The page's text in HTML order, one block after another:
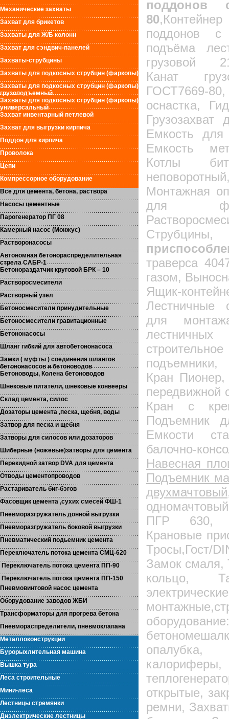
Механические захваты
Захват для брикетов
Захваты для Ж/Б колонн
Захват для сэндвич-панелей
Захваты-струбцины
Захваты для подкосных струбцин (фаркопы)
Захваты для подкосных струбцин (фаркопы)
грузоподъемный
Захваты для подкосных струбцин (фаркопы)
универсальный
Захват инвентарный петлевой
Захват для выгрузки кирпича
Поддон для кирпича
Проволока
Цепи
Компрессорное оборудование
Все для цемента, бетона, раствора
Насосы цементные
Парогенератор ПГ 08
Камерный насос (Монжус)
Растворонасосы
Автономная бетонораспределительная
стрела САБР-1
Бетонораздатчик круговой БРК – 10
Растворосмесители
Растворный узел
Бетоносмесители принудительные
Бетоносмесители гравитационные
Бетононасосы
Шланг гибкий для автобетононасоса
Замки ( муфты ) соединения шлангов
бетононасосов и бетоноводов
Бетоноводы, Колена бетоноводов
Шнековые питатели, шнековые конвееры
Склад цемента, силос
Дозаторы цемента ,песка, щебня, воды
Затвор для песка и щебня
Затворы для силосов или дозаторов
Шиберные (ножевые)затворы для цемента
Перекидной затвор DVA для цемента
Отводы цементопроводов
Растариватель биг-бэгов
Фасовщик цемента ,сухих смесей ФШ-1
Пневморазгружатель донной выгрузки
Пневморазгружатель боковой выгрузки
Пневматический подьемник цемента
Переключатель потока цемента СМЦ-620
Переключатель потока цемента ПП-90
Переключатель потока цемента ПП-150
Пневмовинтовой насос цемента
Оборудование заводов ЖБИ
Трансформаторы для прогрева бетона
Пневмораспределители, пневмоклапана
Металлоконструкции
Бурорыхлительная машина
Вышка тура
Леса строительные
Мини-леса
Лестницы стремянки
Диэлектрические лестницы
поддонов
80
поддонов
подъёма
грузовой
Канат
ГОСТ7669-
оснастка,
Емкость для
Емкость
Котлы
Монтажная
для
траверса
газом,
Ящик-
Лестничные
для
Кран
передвижной
Кран с
Подъемник
Емкости
балочно-
Навесная
Подъемник
ПГР 630,
Крановые
Замок смаля,
кольцо,
опалубка,
открытые,
ремни,